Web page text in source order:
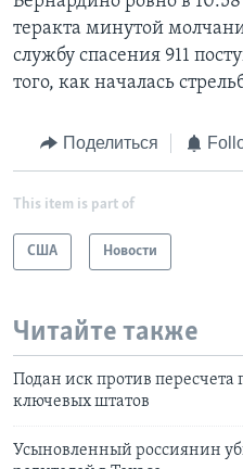
теракта минутой
службу спасения 911
того, как началась
Поделиться
This item is part of
США Новости
Читайте также
Подан иск против пересчета
ключевых штатов
Усыновленный россиянин